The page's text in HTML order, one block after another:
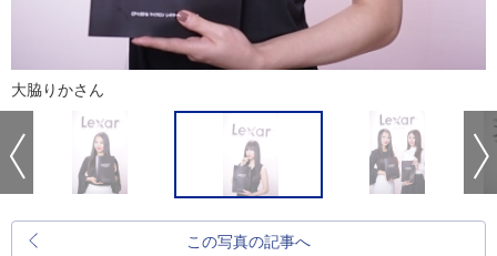
大脇りかさん
この写真の記事へ